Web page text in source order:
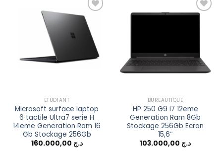
Add to
wishlist
ETUDIANT
Microsoft surface laptop
6 tactile Ultra7 serie H
14eme Generation Ram 16
Gb Stockage 256Gb
د.ج
BUREAUTIQUE
HP 250 G9 i7 12eme
Generation Ram 8Gb
Stockage 256Gb Ecran
15,6″
د.ج